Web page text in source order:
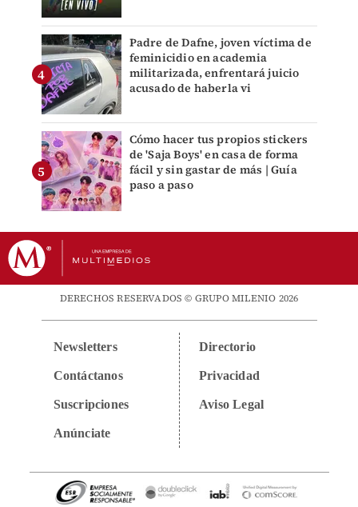
Padre de Dafne, joven víctima de
feminicidio en academia
militarizada, enfrentará juicio
acusado de haberla vi
Cómo hacer tus propios stickers
de 'Saja Boys' en casa de forma
fácil y sin gastar de más | Guía
paso a paso
DERECHOS RESERVADOS © GRUPO MILENIO 2026
Newsletters
Contáctanos
Suscripciones
Anúnciate
Directorio
Privacidad
Aviso Legal